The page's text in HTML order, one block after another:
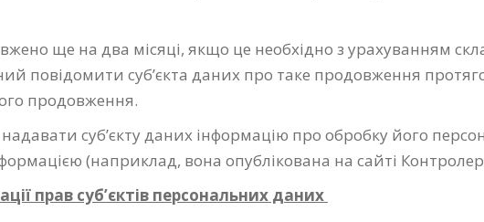
ще на два місяці, якщо це необхідно з урахуванням
повідомити суб’єкта даних про таке продовження
продовження.
суб’єкту даних інформацію про обробку його
(наприклад, вона опублікована на сайті
прав суб’єктів персональних даних